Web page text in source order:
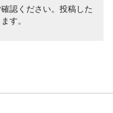
認ください。投稿した
す。